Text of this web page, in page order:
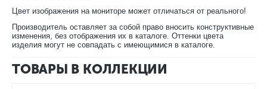
Цвет изображения на мониторе может отличаться от реального!
Производитель оставляет за собой право вносить конструктивные
изменения, без отображения их в каталоге. Оттенки цвета
изделия могут не совпадать с имеющимися в каталоге.
ТОВАРЫ В КОЛЛЕКЦИИ